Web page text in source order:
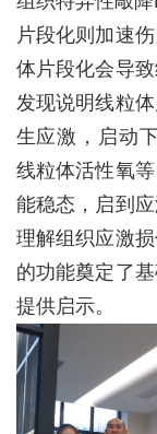
片段化则加速
体片段化会导
发现说明线粒
生应激，启动
线粒体活性氧
能稳态，启到
理解组织应激
的功能奠定了
提供启示。